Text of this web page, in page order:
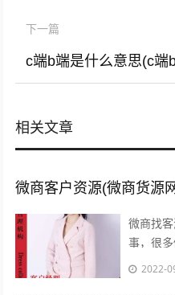
下一篇
c端b端是什么意思(c端
相关文章
微商客户资源(微商货源
微商找
事，很
客源，
2022-